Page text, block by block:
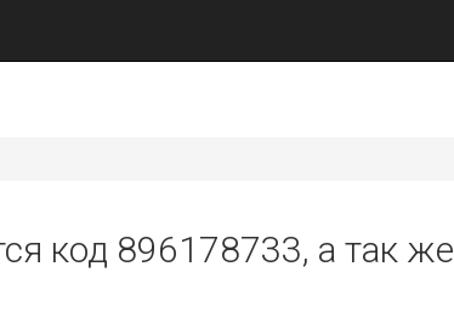
код 896178733, а так